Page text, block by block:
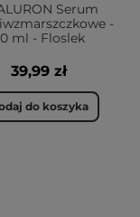
Serum
-
ml - Floslek
39,99 zł
do koszyka